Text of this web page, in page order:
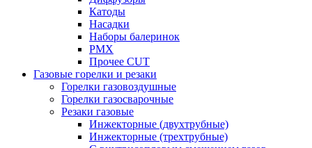
Катоды
Насадки
Наборы балеринок
PMX
Прочее CUT
Газовые горелки и резаки
Горелки газовоздушные
Горелки газосварочные
Резаки газовые
Инжекторные (двухтрубные)
Инжекторные (трехтрубные)